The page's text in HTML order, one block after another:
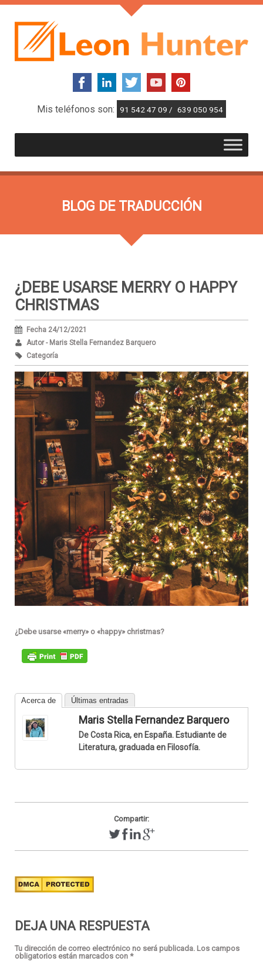
Mis teléfonos son: 91 542 47 09 / 639 050 954
BLOG DE TRADUCCIÓN
¿DEBE USARSE MERRY O HAPPY
CHRISTMAS
Fecha 24/12/2021
Autor - Maris Stella Fernandez Barquero
Categoría
¿Debe usarse «merry» o «happy» christmas?
Acerca de Últimas entradas
Maris Stella Fernandez Barquero
De Costa Rica, en España. Estudiante de
Literatura, graduada en Filosofía.
Compartir:
DEJA UNA RESPUESTA
Tu dirección de correo electrónico no será publicada. Los campos
obligatorios están marcados con *